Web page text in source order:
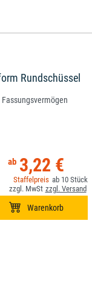
Rundschüssel
3,22 €
10